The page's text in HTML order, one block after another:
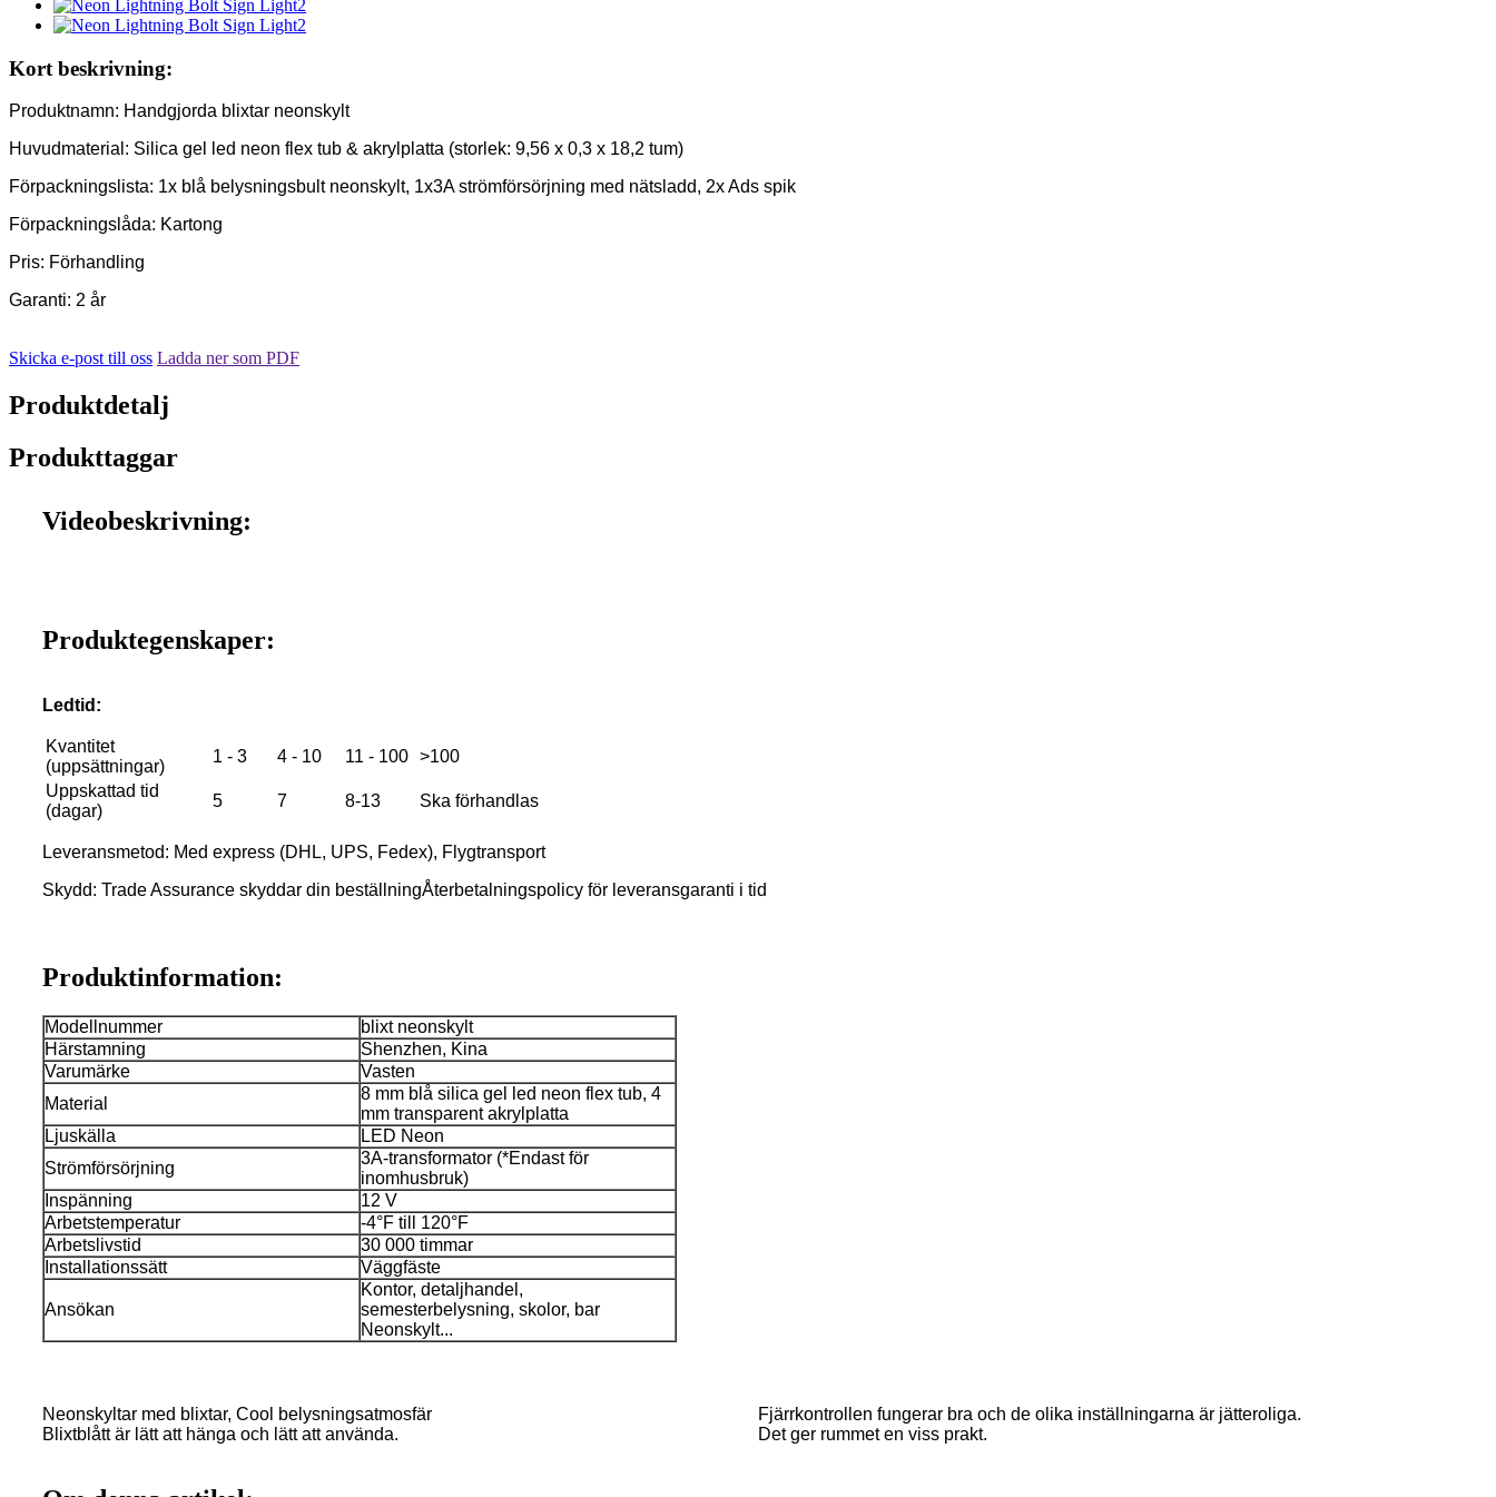
Kort beskrivning:
Produktnamn: Handgjorda blixtar neonskylt
Huvudmaterial: Silica gel led neon flex tub & akrylplatta (storlek: 9,56 x 0,3 x 18,2 tum)
Förpackningslista: 1x blå belysningsbult neonskylt, 1x3A strömförsörjning med nätsladd, 2x Ads spik
Förpackningslåda: Kartong
Pris: Förhandling
Garanti: 2 år
Skicka e-post till oss Ladda ner som PDF
Produktdetalj
Produkttaggar
Videobeskrivning:
Produktegenskaper:
Ledtid:
Kvantitet
(uppsättningar)
1 - 3 4 - 10 11 - 100 >100
Uppskattad tid
(dagar)
5 7 8-13 Ska förhandlas
Leveransmetod: Med express (DHL, UPS, Fedex), Flygtransport
Skydd: Trade Assurance skyddar din beställningÅterbetalningspolicy för leveransgaranti i tid
Produktinformation:
Modellnummer
blixt neonskylt
Härstamning
Shenzhen, Kina
Varumärke
Vasten
Material
8 mm blå silica gel led neon flex tub, 4
mm transparent akrylplatta
Ljuskälla
LED Neon
Strömförsörjning
3A-transformator (*Endast för
inomhusbruk)
Inspänning
12 V
Arbetstemperatur
-4°F till 120°F
Arbetslivstid
30 000 timmar
Installationssätt
Väggfäste
Ansökan
Kontor, detaljhandel,
semesterbelysning, skolor, bar
Neonskylt...
Neonskyltar med blixtar, Cool belysningsatmosfär
Blixtblått är lätt att hänga och lätt att använda.
Fjärrkontrollen fungerar bra och de olika inställningarna är jätteroliga.
Det ger rummet en viss prakt.